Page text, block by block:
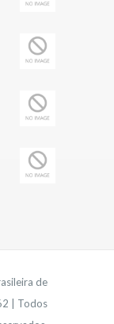
de
| Todos